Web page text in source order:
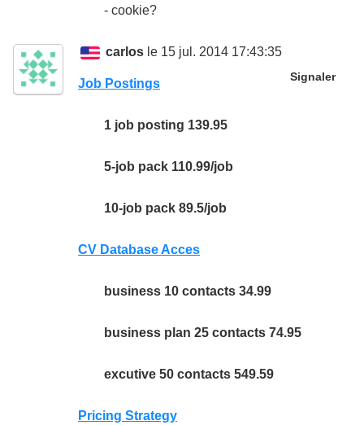
- cookie?
carlos le 15 jul. 2014 17:43:35
Signaler
Job Postings
1 job posting 139.95
5-job pack 110.99/job
10-job pack 89.5/job
CV Database Acces
business 10 contacts 34.99
business plan 25 contacts 74.95
excutive 50 contacts 549.59
Pricing Strategy